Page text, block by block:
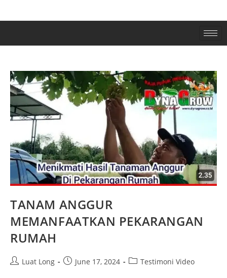
TANAM ANGGUR
MEMANFAATKAN PEKARANGAN
RUMAH
Luat Long June 17, 2024 Testimoni Video